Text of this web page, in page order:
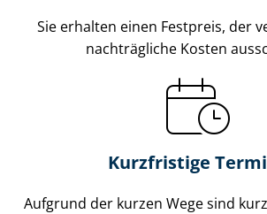
Sie erhalten einen Festpreis, der
nachträgliche Kosten
Kurzfristige
Aufgrund der kurzen Wege sind